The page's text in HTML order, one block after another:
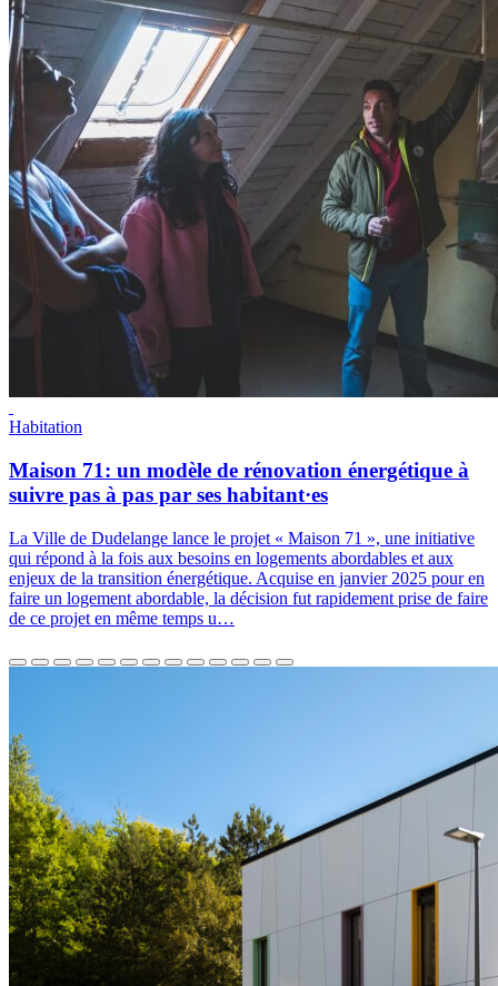
Habitation
Maison 71: un modèle de rénovation énergétique à
suivre pas à pas par ses habitant·es
La Ville de Dudelange lance le projet « Maison 71 », une initiative
qui répond à la fois aux besoins en logements abordables et aux
enjeux de la transition énergétique. Acquise en janvier 2025 pour en
faire un logement abordable, la décision fut rapidement prise de faire
de ce projet en même temps u…